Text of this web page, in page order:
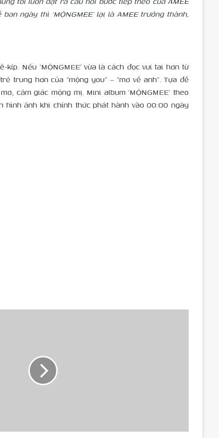
ngày thì ‘MỘNGMEE’ lại là AMEE trưởng thành,
kíp. Nếu ‘MỘNGMEE’ vừa là cách đọc vui tai hơn từ
trung hơn của “mộng you” – “mơ về anh”. Tựa đề
cảm giác mộng mị. Mini album ‘MỘNGMEE’ theo
hình ảnh khi chính thức phát hành vào 00:00 ngày